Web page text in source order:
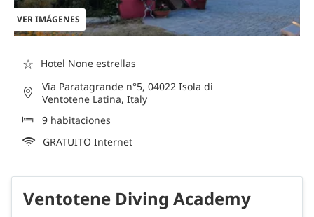
VER IMÁGENES
☆
Hotel None estrellas
Via Paratagrande n°5, 04022 Isola di
Ventotene Latina, Italy
9 habitaciones
GRATUITO Internet
Ventotene Diving Academy